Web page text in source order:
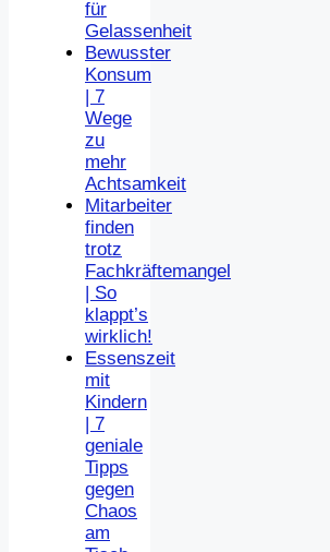
für
Gelassenheit
Bewusster
Konsum
| 7
Wege
zu
mehr
Achtsamkeit
Mitarbeiter
finden
trotz
Fachkräftemangel
| So
klappt’s
wirklich!
Essenszeit
mit
Kindern
| 7
geniale
Tipps
gegen
Chaos
am